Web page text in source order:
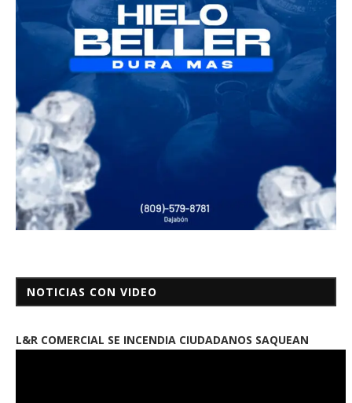
NOTICIAS CON VIDEO
L&R COMERCIAL SE INCENDIA CIUDADANOS SAQUEAN